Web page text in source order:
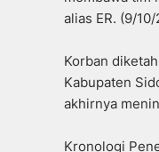
alias ER. (9/
Korban
Kabupaten
akhirnya
Kronologi